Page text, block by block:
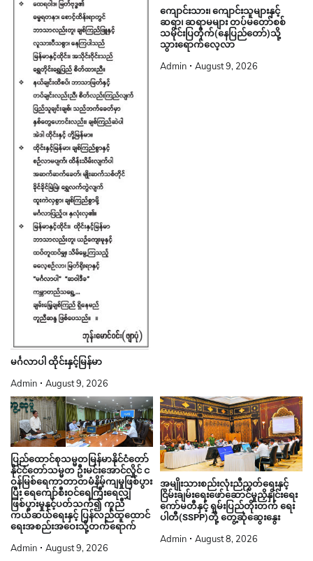
မင်္ဂလာပါ ထိုင်းနှင့်မြန်မာ
Admin August 9, 2026
ကျောင်းသား၊ ကျောင်းသူများနှင့်
ဆရာ၊ ဆရာမများ တပ်မတော်စစ်
သမိုင်းပြတိုက်(နေပြည်တော်)သို့
သွားရောက်လေ့လာ
Admin August 9, 2026
ပြည်ထောင်စုသမ္မတမြန်မာနိုင်ငံတော်
နိုင်ငံတော်သမ္မတ ဦးမင်းအောင်လှိုင် င
ဝန်မြစ်ရေကာတာတမံနိမ့်ကျမှုဖြစ်ပွား
ပြီး ရေကျော်စီးဝင်ရေကြီးရေလျှံ
ဖြစ်ပွားမှုနှင့်ပတ်သက်၍ ကူညီ
ကယ်ဆယ်ရေးနှင့် ပြန်လည်ထူထောင်
ရေးအစည်းအဝေးသို့တက်ရောက်
Admin August 9, 2026
အမျိုးသားစည်းလုံးညီညွတ်ရေးနှင့်
ငြိမ်းချမ်းရေးဖော်ဆောင်မှုညှိနှိုင်းရေး
ကော်မတီနှင့် ရှမ်းပြည်တိုးတက် ရေး
ပါတီ(SSPP)တို့ တွေ့ဆုံဆွေးနွေး
Admin August 8, 2026